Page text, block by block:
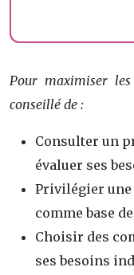
Pour maximiser
conseillé de :
Consulter un
évaluer ses
Privilégier
comme base
Choisir des
ses besoins